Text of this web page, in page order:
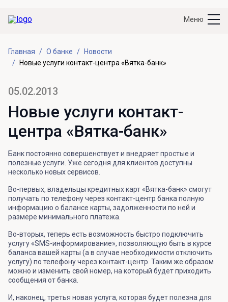
Меню
Главная О банке
Новости
Новые услуги контакт-центра «Вятка-банк»
05.02.2013
Новые услуги контакт-
центра «Вятка-банк»
Банк постоянно совершенствует и внедряет простые и
полезные услуги. Уже сегодня для клиентов доступны
несколько новых сервисов.
Во-первых, владельцы кредитных карт «Вятка-банк» смогут
получать по телефону через контакт-центр банка полную
информацию о балансе карты, задолженности по ней и
размере минимального платежа.
Во-вторых, теперь есть возможность быстро подключить
услугу «SMS-информирование», позволяющую быть в курсе
баланса вашей карты (а в случае необходимости отключить
услугу) по телефону через контакт-центр. Таким же образом
можно и изменить свой номер, на который будет приходить
сообщения от банка.
И, наконец, третья новая услуга, которая будет полезна для